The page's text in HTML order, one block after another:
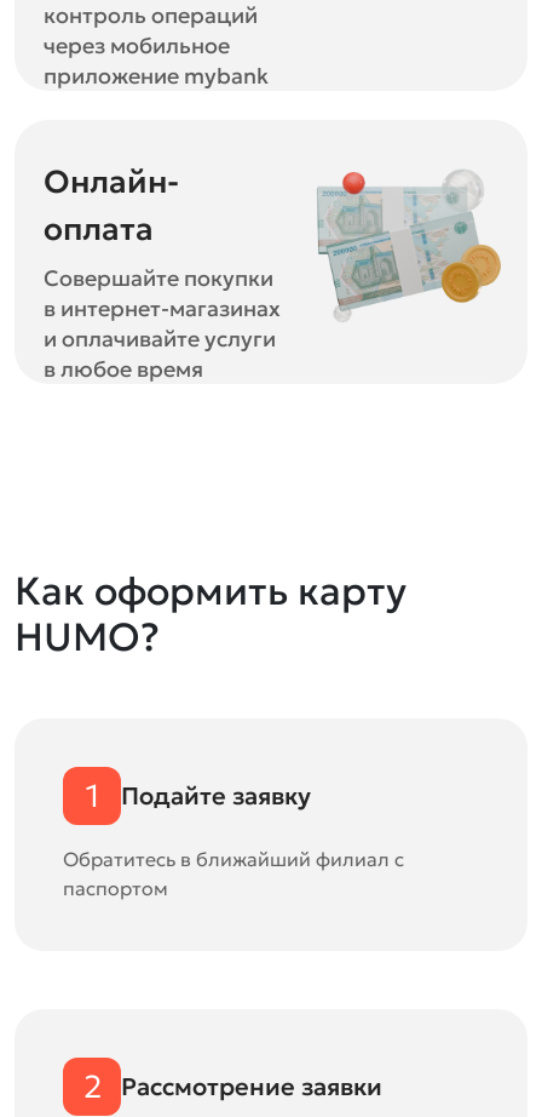
контроль операций
через мобильное
приложение mybank
Онлайн-
оплата
Совершайте покупки
в интернет-магазинах
и оплачивайте услуги
в любое время
Как оформить карту
HUMO?
1 Подайте заявку
Обратитесь в ближайший филиал с
паспортом
2 Рассмотрение заявки